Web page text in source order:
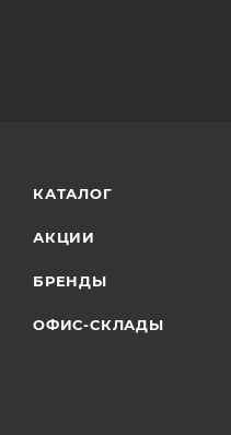
КАТАЛОГ
АКЦИИ
БРЕНДЫ
ОФИС-СКЛАДЫ